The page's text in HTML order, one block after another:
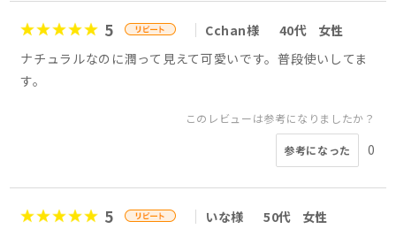
5 Cchan様 40代
女性
ナチュラルなのに潤って見えて可愛いです。普段使いしてま
す。
このレビューは参考になりましたか？
参考になった 0
5 いな様 50代
女性